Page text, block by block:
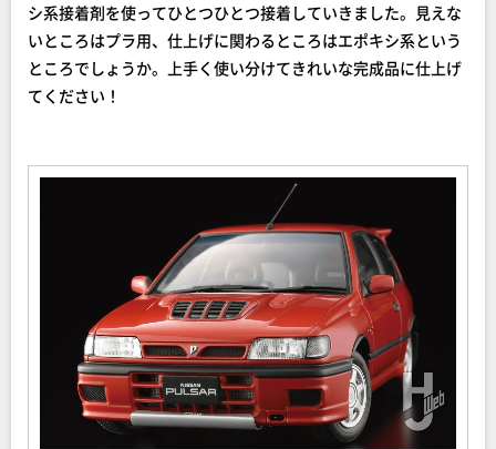
シ系接着剤を使ってひとつひとつ接着していきました。見えな
いところはプラ用、仕上げに関わるところはエポキシ系という
ところでしょうか。上手く使い分けてきれいな完成品に仕上げ
てください！